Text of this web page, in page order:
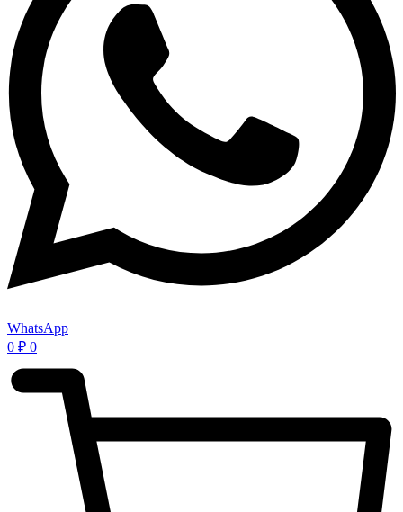
WhatsApp
0 ₽ 0